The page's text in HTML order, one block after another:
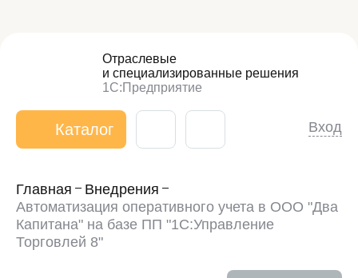
Отраслевые
и специализированные решения
1С:Предприятие
Каталог Вход
Главная
Внедрения
Автоматизация оперативного учета в ООО "Два
Капитана" на базе ПП "1С:Управление
Торговлей 8"